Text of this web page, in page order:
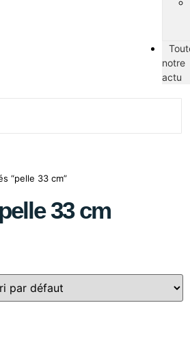
notre
actu
“pelle 33 cm”
33 cm